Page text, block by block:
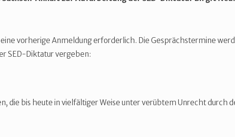
vorherige Anmeldung erforderlich. Die Gesprächstermine
SED-Diktatur vergeben:
die bis heute in vielfältiger Weise unter verübtem Unrecht durch